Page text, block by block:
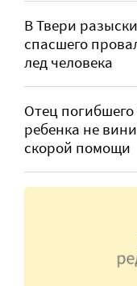
В Твери
спасшего
лед человека
Отец
ребенка не
скорой помощи